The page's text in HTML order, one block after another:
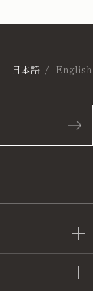
日本語 English